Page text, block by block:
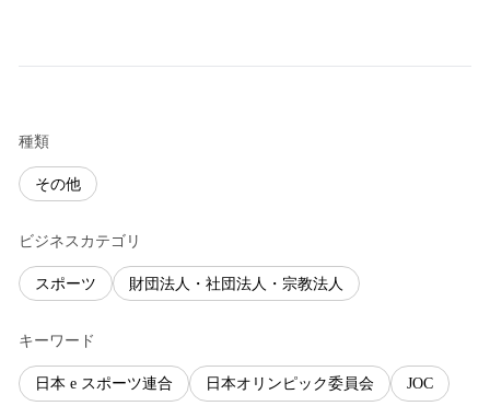
種類
その他
ビジネスカテゴリ
スポーツ 財団法人・社団法人・宗教法人
キーワード
日本 e スポーツ連合 日本オリンピック委員会 JOC